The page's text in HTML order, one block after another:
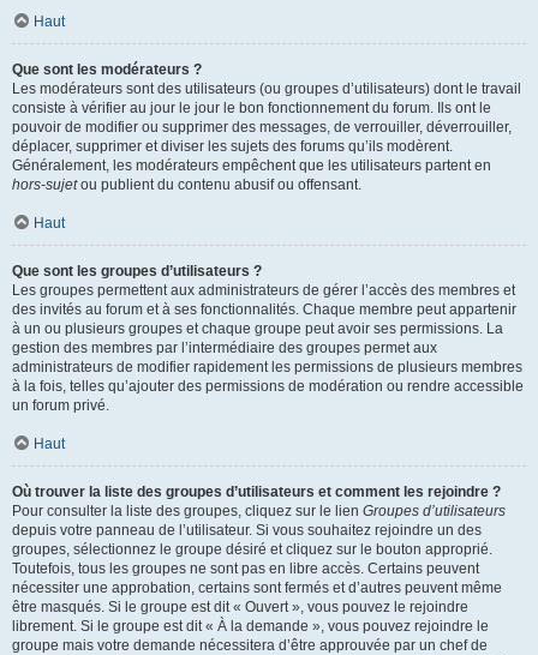
Haut
Que sont les modérateurs ?
Les modérateurs sont des utilisateurs (ou groupes d’utilisateurs) dont le travail
consiste à vérifier au jour le jour le bon fonctionnement du forum. Ils ont le
pouvoir de modifier ou supprimer des messages, de verrouiller, déverrouiller,
déplacer, supprimer et diviser les sujets des forums qu’ils modèrent.
Généralement, les modérateurs empêchent que les utilisateurs partent en
hors-sujetou publient du contenu abusif ou offensant.
Haut
Que sont les groupes d’utilisateurs ?
Les groupes permettent aux administrateurs de gérer l’accès des membres et
des invités au forum et à ses fonctionnalités. Chaque membre peut appartenir
à un ou plusieurs groupes et chaque groupe peut avoir ses permissions. La
gestion des membres par l’intermédiaire des groupes permet aux
administrateurs de modifier rapidement les permissions de plusieurs membres
à la fois, telles qu’ajouter des permissions de modération ou rendre accessible
un forum privé.
Haut
Où trouver la liste des groupes d’utilisateurs et comment les rejoindre ?
Pour consulter la liste des groupes, cliquez sur le lien Groupes d’utilisateurs
depuis votre panneau de l’utilisateur. Si vous souhaitez rejoindre un des
groupes, sélectionnez le groupe désiré et cliquez sur le bouton approprié.
Toutefois, tous les groupes ne sont pas en libre accès. Certains peuvent
nécessiter une approbation, certains sont fermés et d’autres peuvent même
être masqués. Si le groupe est dit « Ouvert », vous pouvez le rejoindre
librement. Si le groupe est dit « À la demande », vous pouvez rejoindre le
groupe mais votre demande nécessitera d’être approuvée par un chef de